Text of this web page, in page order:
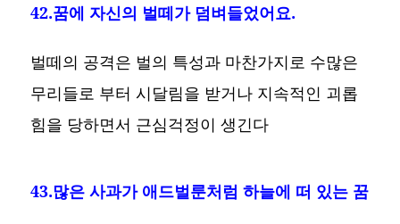
42.꿈에 자신의 벌떼가 덤벼들었어요.
벌떼의 공격은 벌의 특성과 마찬가지로 수많은
무리들로 부터 시달림을 받거나 지속적인 괴롭
힘을 당하면서 근심걱정이 생긴다
43.많은 사과가 애드벌룬처럼 하늘에 떠 있는 꿈